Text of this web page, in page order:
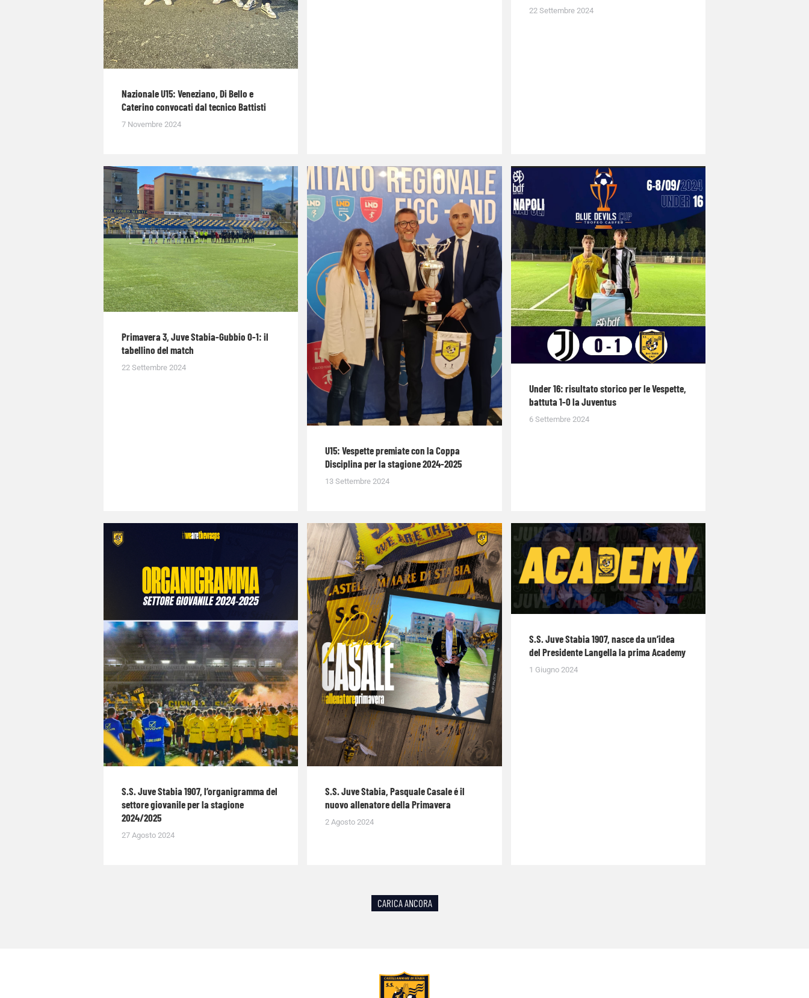
Nazionale U15: Veneziano, Di Bello e
Caterino convocati dal tecnico Battisti
7 Novembre 2024
22 Settembre 2024
Primavera 3, Juve Stabia-Gubbio 0-1: il
tabellino del match
22 Settembre 2024
U15: Vespette premiate con la Coppa
Disciplina per la stagione 2024-2025
13 Settembre 2024
Under 16: risultato storico per le Vespette,
battuta 1-0 la Juventus
6 Settembre 2024
S.S. Juve Stabia 1907, l’organigramma del
settore giovanile per la stagione
2024/2025
27 Agosto 2024
S.S. Juve Stabia, Pasquale Casale é il
nuovo allenatore della Primavera
2 Agosto 2024
S.S. Juve Stabia 1907, nasce da un’idea
del Presidente Langella la prima Academy
1 Giugno 2024
CARICA ANCORA